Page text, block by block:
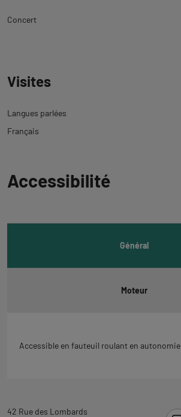
Concert
Visites
Langues parlées
Français
à
Accessibilité
Général
Moteur
Accessible en fauteuil roulant en autonomie
Revenir
42 Rue des Lombards